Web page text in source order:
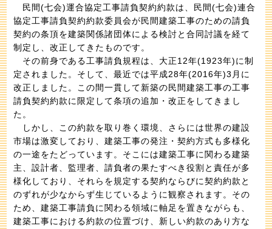
民間(七会)運合協定工事請負契約約款は、民間(七会)連合
協定工事請負契約約款委員会が民間建築工事のための請負
契約の条頂を建築関係諸団体による検討と合同討議を経て
制定し、改正してきたものです。
その前身である工事請負規程は、大正12年(1923年)に制
定されました。そして、最近では平成28年(2016年)3月に
改正しました。この間一貫して新築の民間建築工事の工事
請負契約約款に限定して条項の追加・改正をしてきまし
た。
しかし、この約款を取り巻く環境、さらには世界の建設
市場は激変しており、建築工事の発注・契約方式も多様化
の一途をたどっています。そこには建築工事に関わる建築
主、設計者、監理者、請負者の果たすべき役割と責任が多
様化しており、それらを規定する契約ならびに契約約款と
のずれが少なからず生じているように観察されます。その
ため、建築工事請負に関わる領域に軸足を置きながらも、
建築工事における約款の位置づけ、新しい約款のあり方な